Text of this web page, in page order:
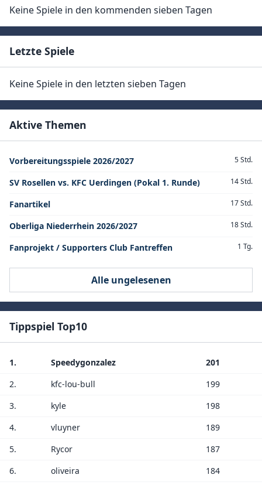
Keine Spiele in den kommenden sieben Tagen
Letzte Spiele
Keine Spiele in den letzten sieben Tagen
Aktive Themen
Vorbereitungsspiele 2026/2027 5 Std.
SV Rosellen vs. KFC Uerdingen (Pokal 1. Runde) 14 Std.
Fanartikel 17 Std.
Oberliga Niederrhein 2026/2027 18 Std.
Fanprojekt / Supporters Club Fantreffen 1 Tg.
Alle ungelesenen
Tippspiel Top10
1. Speedygonzalez
201
2.
kfc-lou-bull
199
3.
kyle
198
4.
vluyner
189
5.
Rycor
187
6.
oliveira
184